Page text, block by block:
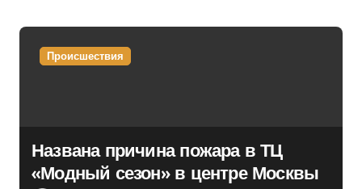
Происшествия
Названа причина пожара в ТЦ
«Модный сезон» в центре Москвы